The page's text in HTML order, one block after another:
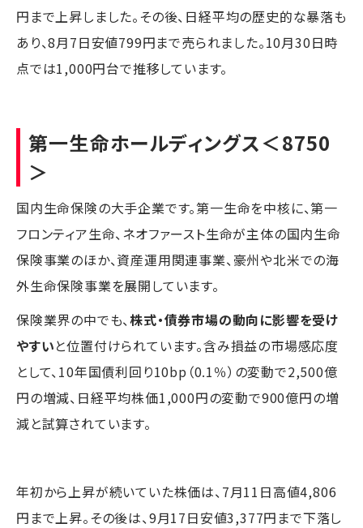
円まで上昇しました。その後、日経平均の歴史的な暴落も
あり、8月7日安値799円まで売られました。10月30日時
点では1,000円台で推移しています。
第一生命ホールディングス＜8750
＞
国内生命保険の大手企業です。第一生命を中核に、第一
フロンティア生命、ネオファースト生命が主体の国内生命
保険事業のほか、資産運用関連事業、豪州や北米での海
外生命保険事業を展開しています。
保険業界の中でも、株式・債券市場の動向に影響を受け
やすいと位置付けられています。含み損益の市場感応度
として、10年国債利回り10bp（0.1％）の変動で2,500億
円の増減、日経平均株価1,000円の変動で900億円の増
減と試算されています。
年初から上昇が続いていた株価は、7月11日高値4,806
円まで上昇。その後は、9月17日安値3,377円まで下落し